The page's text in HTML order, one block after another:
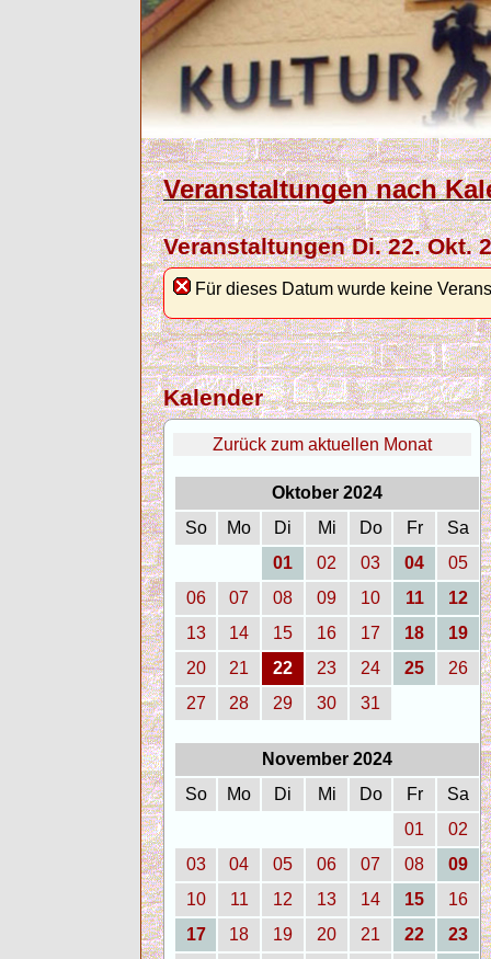
Veranstaltungen nach
Veranstaltungen Di. 22. Okt.
Für dieses Datum wurde keine
Kalender
Zurück zum aktuellen Monat
Oktober 2024
So
Mo Di Mi Do Fr
Sa
01
02 03 04
05
06
07 08 09 10 11
12
13
14 15 16 17 18
19
20
21 22 23 24 25
26
27
28 29 30 31
November 2024
So
Mo Di Mi Do Fr
Sa
01
02
03
04 05 06 07 08
09
10
11 12 13 14 15
16
17
18 19 20 21 22
23